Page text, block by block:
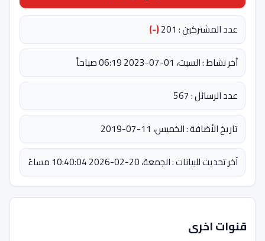
عدد المشتركين : 201
(-)
آخر نشاط : السبت، 01-07-2023 06:19 صباحاً
عدد الرسائل : 567
تاريخ الأضافة : الخميس، 11-07-2019
آخر تحديث للبيانات : الجمعة، 20-02-2026 10:40:04 مساءً
قنوات اخرى